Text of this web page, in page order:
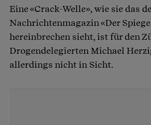
Eine «Crack-Welle», wie sie das
Nachrichtenmagazin «Der
hereinbrechen sieht, ist für den
Drogendelegierten Michael
allerdings nicht in Sicht.